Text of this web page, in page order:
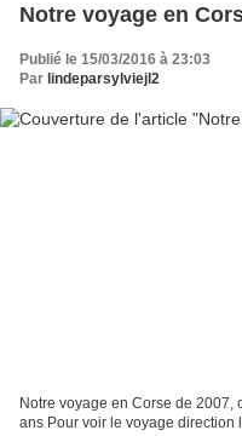
Notre voyage en
Publié le 15/03/2016 à 23:03
Par lindeparsylviejl2
Notre voyage en Corse de 2007,
ans Pour voir le voyage direction